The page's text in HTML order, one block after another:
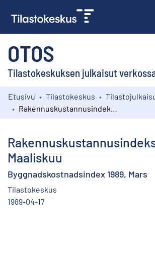
OTOS
Tilastokeskuksen julkaisut
Kokoelmat
Etusivu Tilastokeskus
Maaliskuu
Byggnadskostnadsindex 1989, Mars
Tilastokeskus
1989-04-17